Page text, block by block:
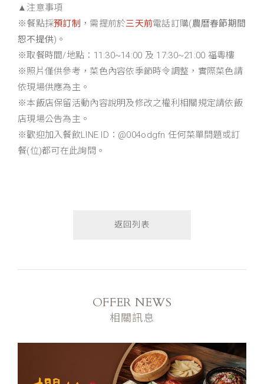
▲注意事項
※餐點採預訂制 ，需提前於三天前電話訂購(農曆春節期間
恕不提供)。
※取餐時間/地點：11:30~14:00 及 17:30~21:00 福粵樓
※照片僅供參考，菜色內容依季節時令調整，實際菜色請
依現場供應為主。
※本飯店保留活動內容說明及修改之權利相關規定請依飯
店現場公告為主。
※歡迎加入餐飲LINE ID：@004odgfn 任何菜單問題或訂
餐(位)都可在此詢問。
返回列表
OFFER NEWS
相關訊息